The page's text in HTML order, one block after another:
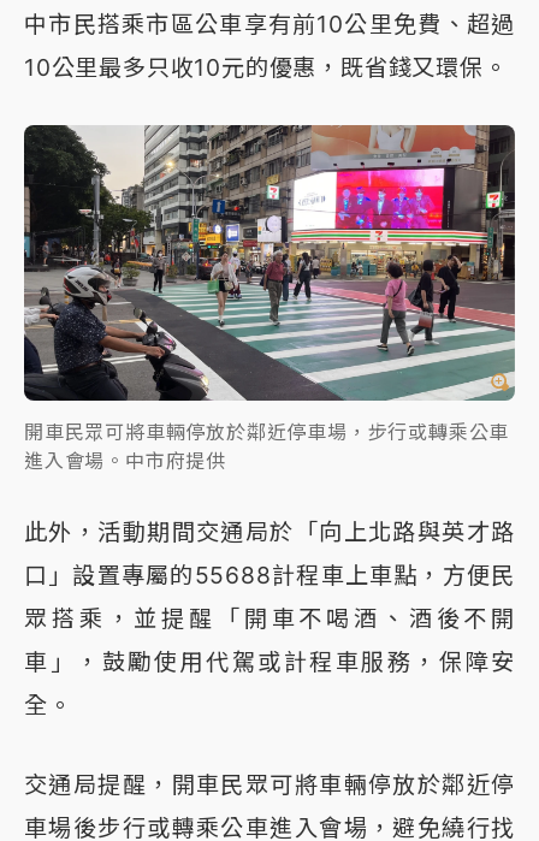
中市民搭乘市區公車享有前10公里免費、超過
10公里最多只收10元的優惠，既省錢又環保。
開車民眾可將車輛停放於鄰近停車場，步行或轉乘公車
進入會場。中市府提供
此外，活動期間交通局於「向上北路與英才路
口」設置專屬的55688計程車上車點，方便民
眾搭乘，並提醒「開車不喝酒、酒後不開
車」，鼓勵使用代駕或計程車服務，保障安
全。
交通局提醒，開車民眾可將車輛停放於鄰近停
車場後步行或轉乘公車進入會場，避免繞行找